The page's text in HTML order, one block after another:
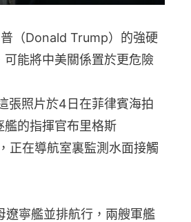
（Donald Trump）的強硬
能將中美關係置於更危險
張照片於4日在菲律賓海拍
的指揮官布里格斯
正在導航室裏監測水面接觸
遼寧艦並排航行，兩艘軍艦